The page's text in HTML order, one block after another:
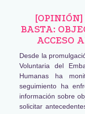
BASTA:
ACCESO
Desde la
Voluntaria del
Humanas ha
seguimiento ha
información sobre
solicitar